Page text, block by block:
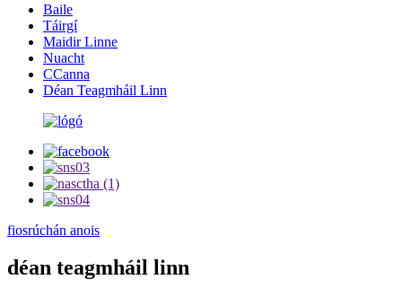
Baile
Táirgí
Maidir Linne
Nuacht
CCanna
Déan Teagmháil Linn
fiosrúchán anois
déan teagmháil linn